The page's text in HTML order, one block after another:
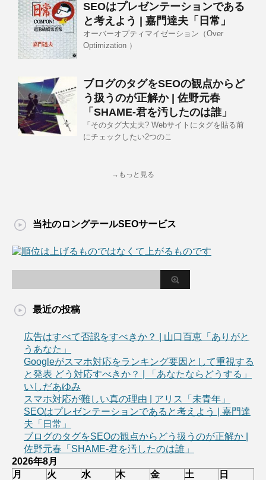
SEOはプレゼンテーションである
と考えよう | 嘉門達夫「日常」
オーバーオプティマイゼーション（Over
Optimization ）
ブログのタグをSEOの観点からど
う扱うのが正解か | 佐野元春
「SHAME-君を汚したのは誰」
「そのタグ大丈夫? Webサイトにタグを貼る前
にチェックしたい2つのこ
→もっと見る
当社のロングテールSEOサービス
最近の投稿
広告はすべて否認をすべきか？ | 山口百恵「ありがと
うあなた」
Googleがスマホ対応をランキング要因として重視する
と発表 どう対応すべきか？ | 「あなたならどうする」
いしだあゆみ
スマホ対応が難しい真の理由 | アリス「未青年」
SEOはプレゼンテーションであると考えよう | 嘉門達
夫「日常」
ブログのタグをSEOの観点からどう扱うのが正解か |
佐野元春「SHAME-君を汚したのは誰」
2026年8月
月
火 水 木 金 土 日